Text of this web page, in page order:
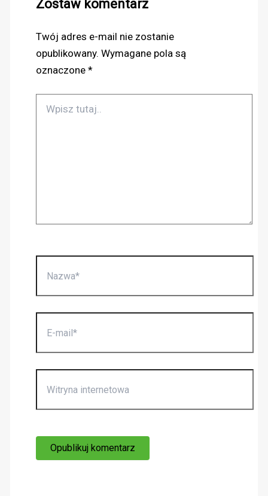
Zostaw komentarz
Twój adres e-mail nie zostanie
opublikowany. Wymagane pola są
oznaczone *
tutaj..
mail*
internetowa